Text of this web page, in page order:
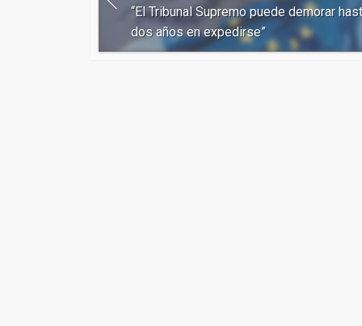
“El Tribunal Supremo puede demorar
dos años en expedirse”